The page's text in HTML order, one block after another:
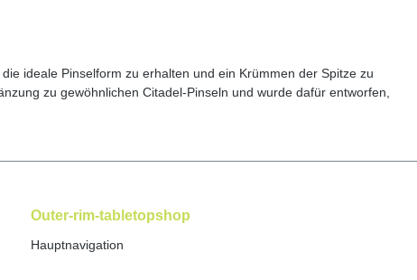
ideale Pinselform zu erhalten und ein Krümmen der Spitze zu
zu gewöhnlichen Citadel-Pinseln und wurde dafür entworfen,
Outer-rim-tabletopshop
Hauptnavigation